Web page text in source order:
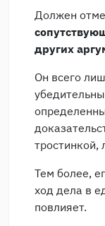
Должен
других
Он всего
Тем более,
ход дела в
повлияет.